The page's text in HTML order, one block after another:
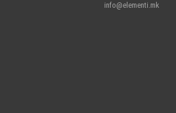
info@elementi.mk